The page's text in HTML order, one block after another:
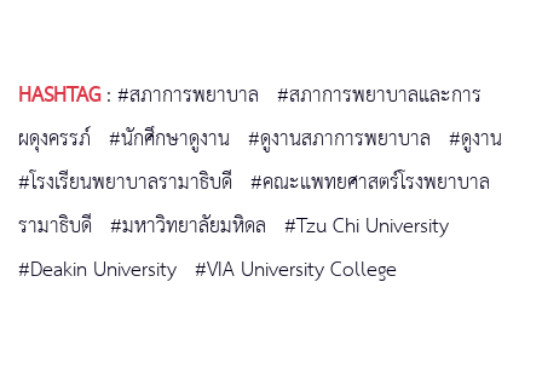
HASHTAG:#สภาการพยาบาล #สภาการพยาบาลและการ
ผดุงครรภ์ #นักศึกษาดูงาน #ดูงานสภาการพยาบาล #ดูงาน
#โรงเรียนพยาบาลรามาธิบดี #คณะแพทยศาสตร์โรงพยาบาล
รามาธิบดี #มหาวิทยาลัยมหิดล #Tzu Chi University
#Deakin University #VIA University College